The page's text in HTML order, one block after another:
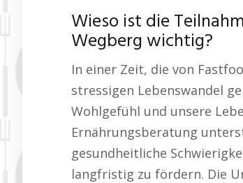
Wieso ist die
Wegberg wichtig?
In einer Zeit, die von
stressigen Lebenswandel
Wohlgefühl und unsere
Ernährungsberatung
gesundheitliche
langfristig zu fördern. Die